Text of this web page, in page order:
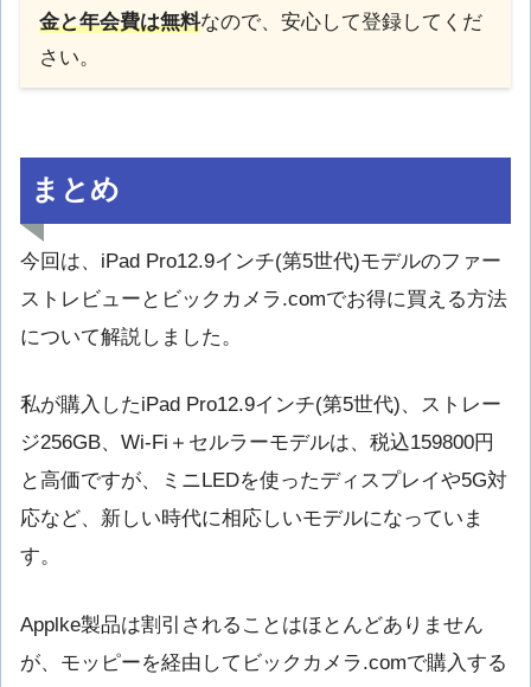
金と年会費は無料なので、安心して登録してくだ
さい。
まとめ
今回は、iPad Pro12.9インチ(第5世代)モデルのファー
ストレビューとビックカメラ.comでお得に買える方法
について解説しました。
私が購入したiPad Pro12.9インチ(第5世代)、ストレー
ジ256GB、Wi-Fi＋セルラーモデルは、税込159800円
と高価ですが、ミニLEDを使ったディスプレイや5G対
応など、新しい時代に相応しいモデルになっていま
す。
Applke製品は割引されることはほとんどありません
が、モッピーを経由してビックカメラ.comで購入する